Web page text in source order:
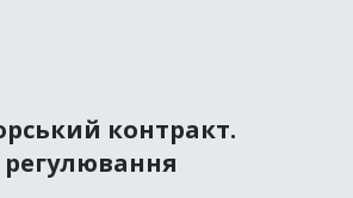
контракт.
регулювання